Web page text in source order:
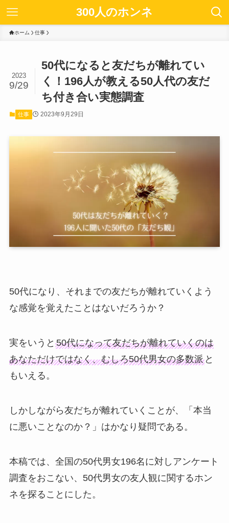
300人のホンネ
ホーム 仕事
50代になると友だちが離れてい
く！196人が教える50人代の友だ
ち付き合い実態調査
2023
9/29
仕事 2023年9月29日
50代になり、それまでの友だちが離れていくよう
な感覚を覚えたことはないだろうか？
実をいうと 50代になって友だちが離れていくのは
あなただけではなく、むしろ50代男女の多数派と
もいえる。
しかしながら友だちが離れていくことが、「本当
に悪いことなのか？」はかなり疑問である。
本稿では、全国の50代男女196名に対しアンケート
調査をおこない、50代男女の友人観に関するホン
ネを探ることにした。